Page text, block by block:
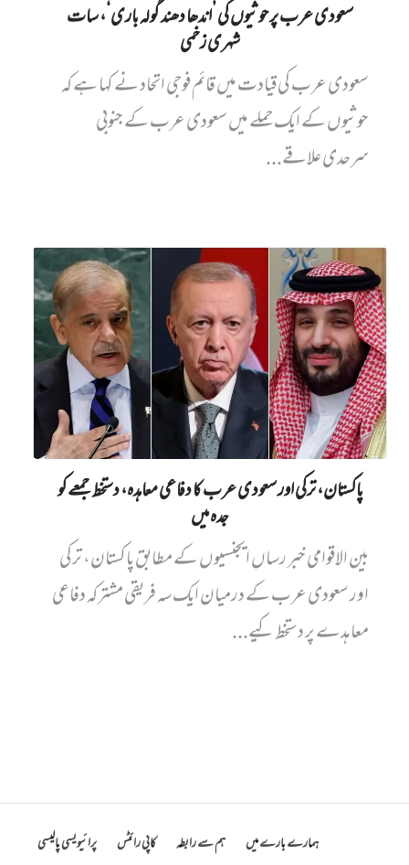
سعودی عرب پر حوثیوں کی ’اندھا دھند گولہ باری‘، سات
شہری زخمی
سعودی عرب کی قیادت میں قائم فوجی اتحاد نے کہا ہے کہ
حوثیوں کے ایک حملے میں سعودی عرب کے جنوبی
سرحدی علاقے...
پاکستان، ترکی اور سعودی عرب کا دفاعی معاہدہ، دستخط جمعے کو
جدہ میں
بین الاقوامی خبر رساں ایجنسیوں کے مطابق پاکستان، ترکی
اور سعودی عرب کے درمیان ایک سہ فریقی مشترکہ دفاعی
معاہدے پر دستخط کیے...
ہمارے بارے میں ہم سے رابطہ کاپی رائٹس پرائیویسی پالیسی